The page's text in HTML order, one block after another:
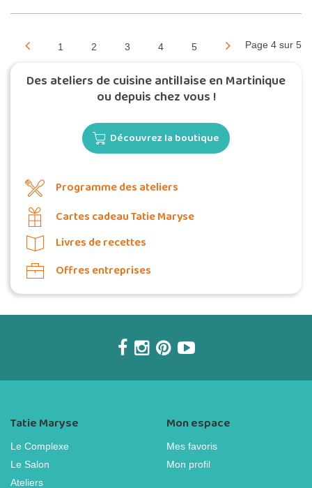
Page 4 sur 5
1 2 3 4 5
Des ateliers de cuisine antillaise en Martinique
ou depuis chez vous !
Découvrez la boutique
Programme des ateliers
Cartes cadeau Tatie Maryse
Livres de recettes
Offres entreprises
Tatie Maryse
Le Complexe
Le Salon
Ateliers
Mon espace
Mes favoris
Mon profil